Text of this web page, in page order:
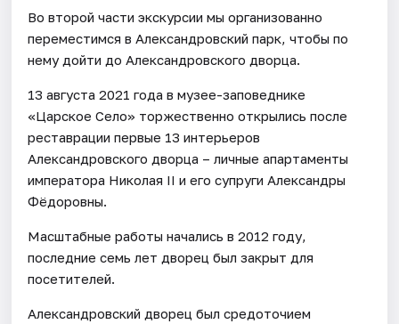
Во второй части экскурсии мы организованно
переместимся в Александровский парк, чтобы по
нему дойти до Александровского дворца.
13 августа 2021 года в музее-заповеднике
«Царское Село» торжественно открылись после
реставрации первые 13 интерьеров
Александровского дворца – личные апартаменты
императора Николая II и его супруги Александры
Фёдоровны.
Масштабные работы начались в 2012 году,
последние семь лет дворец был закрыт для
посетителей.
Александровский дворец был средоточием